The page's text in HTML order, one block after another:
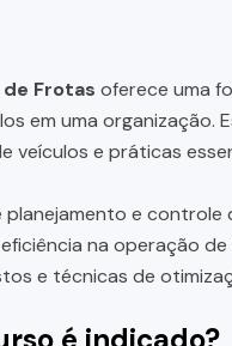
Frotas oferece uma
em uma
veículos e práticas
e
na operação
e técnicas de